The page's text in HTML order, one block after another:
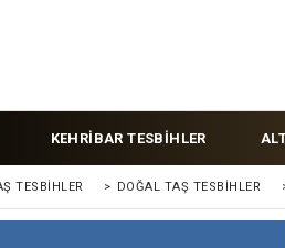
KEHRİBAR TESBİHLER
TESBİHLER > DOĞAL TAŞ TESBİHLER